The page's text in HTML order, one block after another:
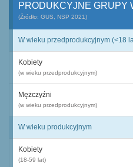
PRODUKCYJNE GRUPY
(Źródło: GUS, NSP 2021)
W wieku przedprodukcyjnym (<18
Kobiety
(w wieku przedprodukcyjnym)
Mężczyźni
(w wieku przedprodukcyjnym)
W wieku produkcyjnym
Kobiety
(18-59 lat)